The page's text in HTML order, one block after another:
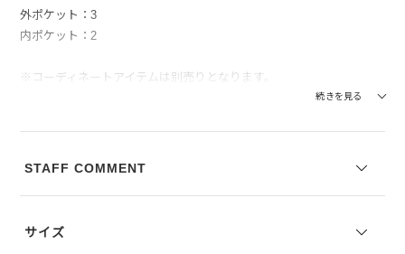
外ポケット：3
内ポケット：2
※コーディネートアイテムは別売りとなります。
※写真は実際のカラーと若干相違する場合がございます。あらかじめ
続きを見る
STAFF COMMENT
サイズ